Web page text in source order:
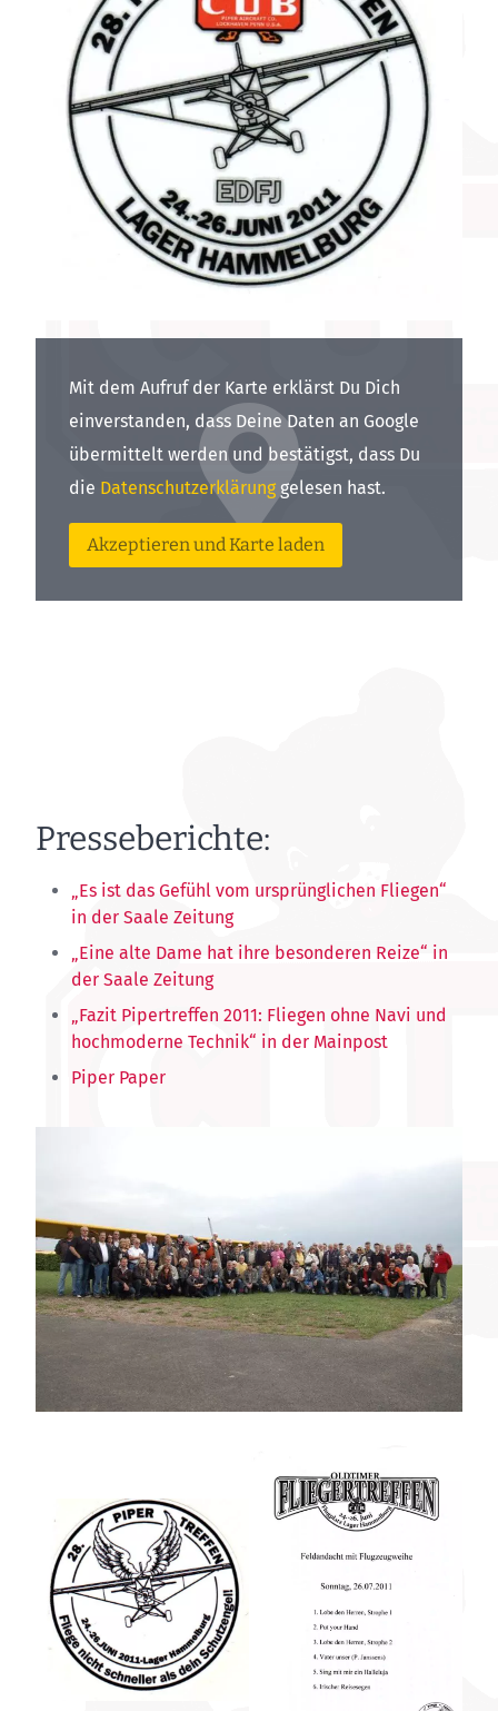
übermittelt werden und bestätigst, dass Du
die
Datenschutzerklärunggelesen hast.
Presseberichte:
„Es ist das Gefühl vom ursprünglichen Fliegen“
in der Saale Zeitung
„Eine alte Dame hat ihre besonderen Reize“ in
der Saale Zeitung